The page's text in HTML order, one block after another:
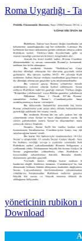
Roma Uygarlığı -
yöneticinin rubikon
Download